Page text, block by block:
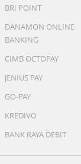
BRI POINT
DANAMON ONLINE
BANKING
CIMB OCTOPAY
JENIUS PAY
GO-PAY
KREDIVO
BANK RAYA DEBIT